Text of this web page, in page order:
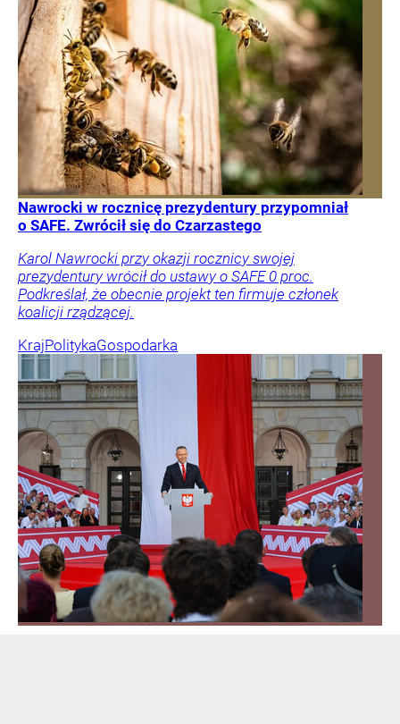
Nawrocki w rocznicę prezydentury przypomniał
o SAFE. Zwrócił się do Czarzastego
Karol Nawrocki przy okazji rocznicy swojej
prezydentury wrócił do ustawy o SAFE 0 proc.
Podkreślał, że obecnie projekt ten firmuje członek
koalicji rządzącej.
KrajPolitykaGospodarka